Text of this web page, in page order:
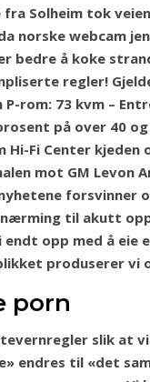
Solheim tok
norske webcam
å koke
regler!
rom: 73 kvm –
på over 40
Fi Center kjeden
mot GM Levon
til akutt
endt opp med å
produserer
porn
slik at
endres til «det